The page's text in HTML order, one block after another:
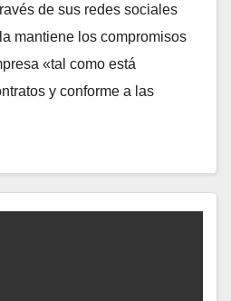
de sus redes sociales
mantiene los compromisos
«tal como está
y conforme a las